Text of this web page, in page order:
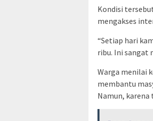
Kondisi
mengakses
“Setiap hari
ribu. Ini sangat
Warga menilai
membantu
Namun,